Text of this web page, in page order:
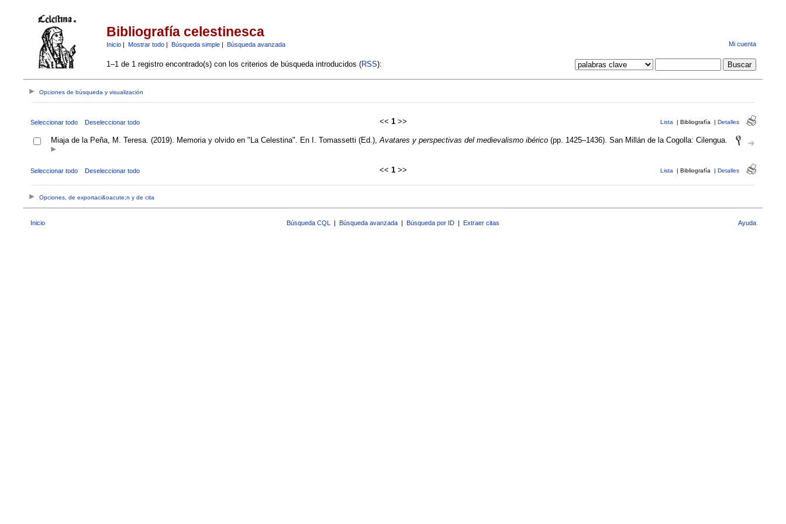
Bibliografía celestinesca
Inicio| Mostrar todo| Búsqueda simple| Búsqueda avanzada Mi cuenta
1–1 de 1 registro encontrado(s) con los criterios de búsqueda introducidos (RSS):
Opciones de búsqueda y visualización
Seleccionar todo Deseleccionar todo << 1>> Lista | Bibliografía | Detalles
Miaja de la Peña, M. Teresa. (2019). Memoria y olvido en "La Celestina". En I. Tomassetti (Ed.), Avatares y perspectivas del medievalismo ibérico(pp. 1425–1436). San Millán de la Cogolla: Cilengua.
Seleccionar todo Deseleccionar todo << 1>> Lista | Bibliografía | Detalles
Opciones, de exportaci&oacute;n y de cita
Inicio Búsqueda CQL | Búsqueda avanzada | Búsqueda por ID | Extraer citas Ayuda